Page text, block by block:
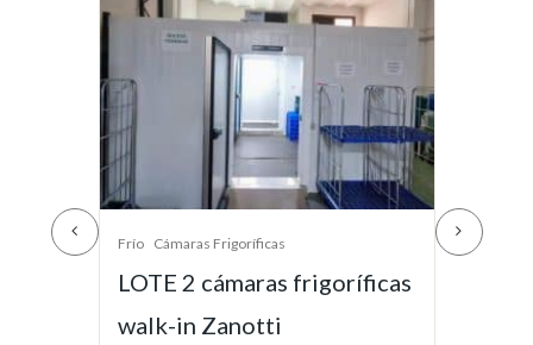
Frío Armarios Congeladores Y Arcones